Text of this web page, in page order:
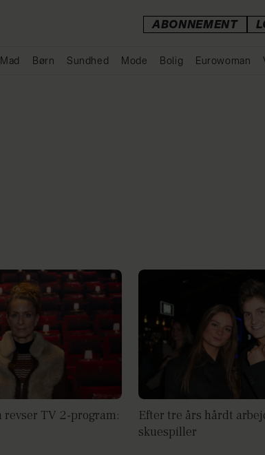
ABONNEMENT
Mad Børn Sundhed Mode Bolig Eurowoman
revser TV 2-program:
Efter tre års hårdt
skuespiller